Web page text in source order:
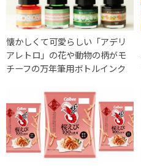
懐かしくて可愛らしい「アデリ
アレトロ」の花や動物の柄がモ
チーフの万年筆用ボトルインク